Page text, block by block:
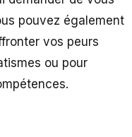
pouvez également
vos peurs
ou pour